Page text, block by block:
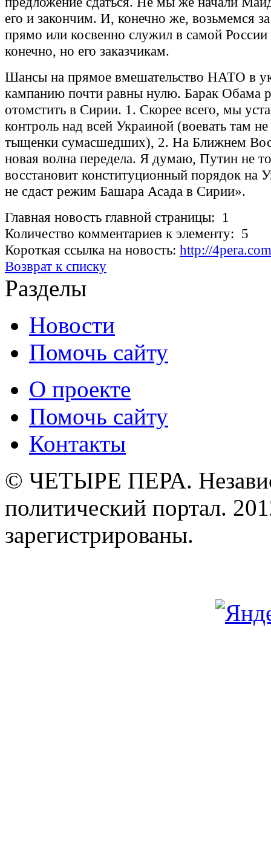
его и закончим. И, конечно же, возьмемся
прямо или косвенно служил в самой
конечно, но его заказчикам.
Шансы на прямое вмешательство НАТО в
кампанию почти равны нулю. Барак Обама
отомстить в Сирии. 1. Скорее всего, мы
контроль над всей Украиной (воевать там
тыщенки сумасшедших), 2. На Ближнем
новая волна передела. Я думаю, Путин не
восстановит конституционный порядок на
не сдаст режим Башара Асада в Сирии».
Главная новость главной страницы: 1
Количество комментариев к элементу: 5
Короткая ссылка на новость: http://
Возврат к списку
Разделы
Новости
Помочь сайту
О проекте
Помочь сайту
Контакты
© ЧЕТЫРЕ ПЕРА.
политический портал.
зарегистрированы.